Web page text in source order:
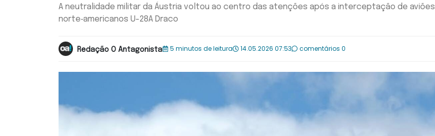
A neutralidade militar da Áustria voltou ao centro das atenções após a interceptação de aviões
norte‑americanos U-28A Draco
Redação O Antagonista 5 minutos de leitura 14.05.2026 07:53 comentários 0